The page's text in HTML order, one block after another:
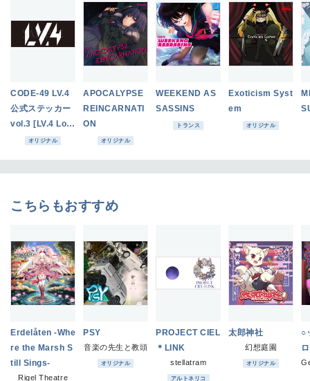
CODE-49 LV.4
公式ステッカー
vol.3 [LV.4 Log
オリジナル
APOCALYPSE
REINCARNATI
ON
オリジナル
WEEKEND AS
SASSINS
トランス
Exoticism Syst
em
オリジナル
こちらもおすすめ
Erdelåten -Whe
re the Marsh S
till Sings-
Rigel Theatre
PSY
音楽の先生と教頭
オリジナル
PROJECT CIEL
＊LINK
stellatram
アルトネリコ
太郎神社
幻想庭園
オリジナル
○